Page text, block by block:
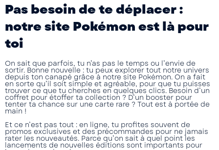
Pas besoin de te déplacer :
notre site Pokémon est là pour
toi
On sait que parfois, tu n’as pas le temps ou l’envie de
sortir. Bonne nouvelle : tu peux explorer tout notre univers
depuis ton canapé grâce à notre site Pokémon. On a fait
en sorte qu’il soit simple et agréable, pour que tu puisses
trouver ce que tu cherches en quelques clics. Besoin d’un
coffret pour étoffer ta collection ? D’un booster pour
tenter ta chance sur une carte rare ? Tout est à portée de
main !
Et ce n’est pas tout : en ligne, tu profites souvent de
promos exclusives et des précommandes pour ne jamais
rater les nouveautés. Parce qu’on sait à quel point les
lancements de nouvelles éditions sont importants pour